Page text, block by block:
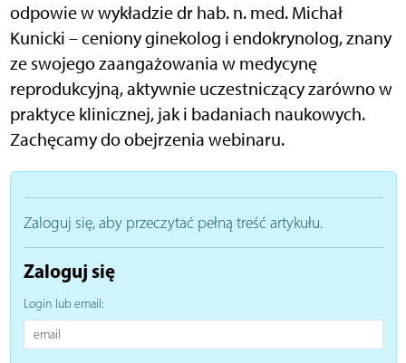
odpowie w wykładzie dr hab. n. med. Michał
Kunicki – ceniony ginekolog i endokrynolog, znany
ze swojego zaangażowania w medycynę
reprodukcyjną, aktywnie uczestniczący zarówno w
praktyce klinicznej, jak i badaniach naukowych.
Zachęcamy do obejrzenia webinaru.
Zaloguj się, aby przeczytać pełną treść artykułu.
Zaloguj się
Login lub email: